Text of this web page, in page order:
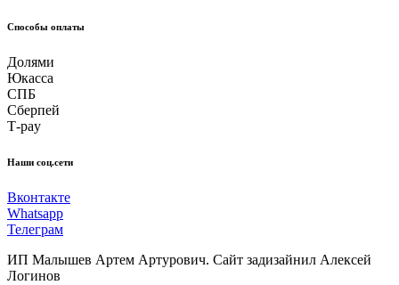
Способы оплаты
Долями
Юкасса
СПБ
Сберпей
Т-pay
Наши соц.сети
Вконтакте
Whatsapp
Телеграм
ИП Малышев Артем Артурович. Сайт задизайнил Алексей
Логинов